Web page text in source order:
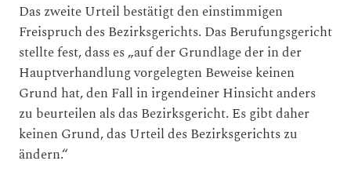
Das zweite Urteil bestätigt den einstimmigen
Freispruch des Bezirksgerichts. Das Berufungsgericht
stellte fest, dass es „auf der Grundlage der in der
Hauptverhandlung vorgelegten Beweise keinen
Grund hat, den Fall in irgendeiner Hinsicht anders
zu beurteilen als das Bezirksgericht. Es gibt daher
keinen Grund, das Urteil des Bezirksgerichts zu
ändern.“